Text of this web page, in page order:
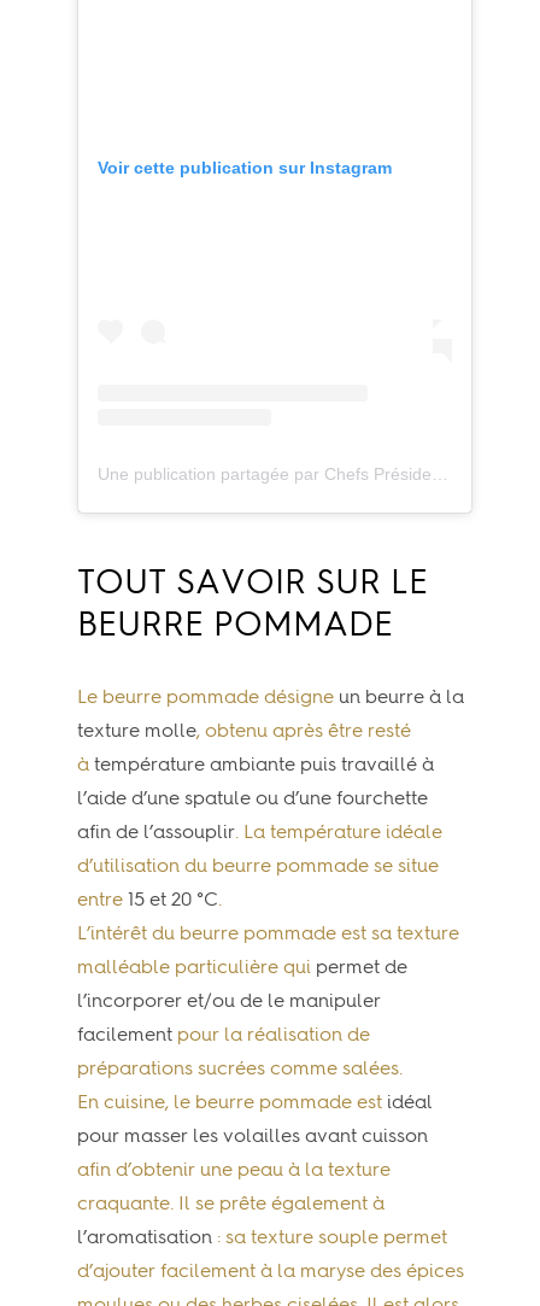
Voir cette publication sur Instagram
Une publication partagée par Chefs Président Professionnel (@chefspresidentprofessionnel)
TOUT SAVOIR SUR LE
BEURRE POMMADE
Le beurre pommade désigne un beurre à la
texture molle, obtenu après être resté
àtempérature ambiante puis travaillé à
l’aide d’une spatule ou d’une fourchette
afin de l’assouplir. La température idéale
d’utilisation du beurre pommade se situe
entre 15 et 20 °C.
L’intérêt du beurre pommade est sa texture
malléable particulière qui permet de
l’incorporer et/ou de le manipuler
facilementpour la réalisation de
préparations sucrées comme salées.
En cuisine, le beurre pommade est idéal
pour masser les volailles avant cuisson
afin d’obtenir une peau à la texture
craquante. Il se prête également à
l’aromatisation: sa texture souple permet
d’ajouter facilement à la maryse des épices